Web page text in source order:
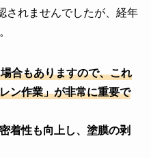
されませんでしたが、経年
合もありますので、これ
ン作業」が非常に重要で
着性も向上し、塗膜の剥